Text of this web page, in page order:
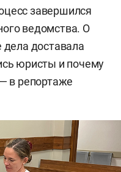
завершился
ведомства. О
доставала
юристы и почему
в репортаже